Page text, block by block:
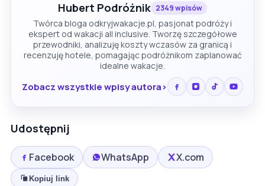
Hubert Podróżnik 2349 wpisów
Twórca bloga odkryjwakacje.pl, pasjonat podróży i
ekspert od wakacji all inclusive. Tworzę szczegółowe
przewodniki, analizuję koszty wczasów za granicą i
recenzuję hotele, pomagając podróżnikom zaplanować
idealne wakacje.
Zobacz wszystkie wpisy autora
Udostępnij
Facebook WhatsApp X.com
Kopiuj link